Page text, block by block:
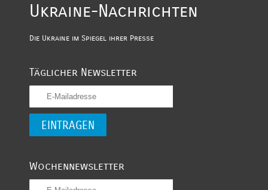
Ukraine-Nachrichten
Die Ukraine im Spiegel ihrer Presse
Täglicher Newsletter
Wochennewsletter